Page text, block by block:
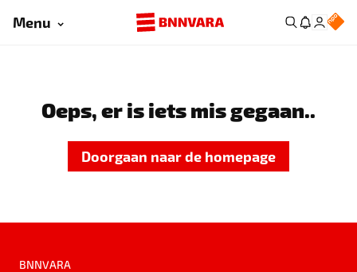
Menu
Oeps, er is iets mis gegaan..
Doorgaan naar de homepage
BNNVARA